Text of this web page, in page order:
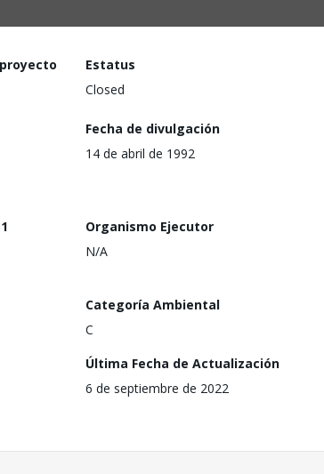
Estatus
Closed
Fecha de divulgación
14 de abril de 1992
1
Organismo Ejecutor
N/A
Categoría Ambiental
C
Última Fecha de Actualización
6 de septiembre de 2022